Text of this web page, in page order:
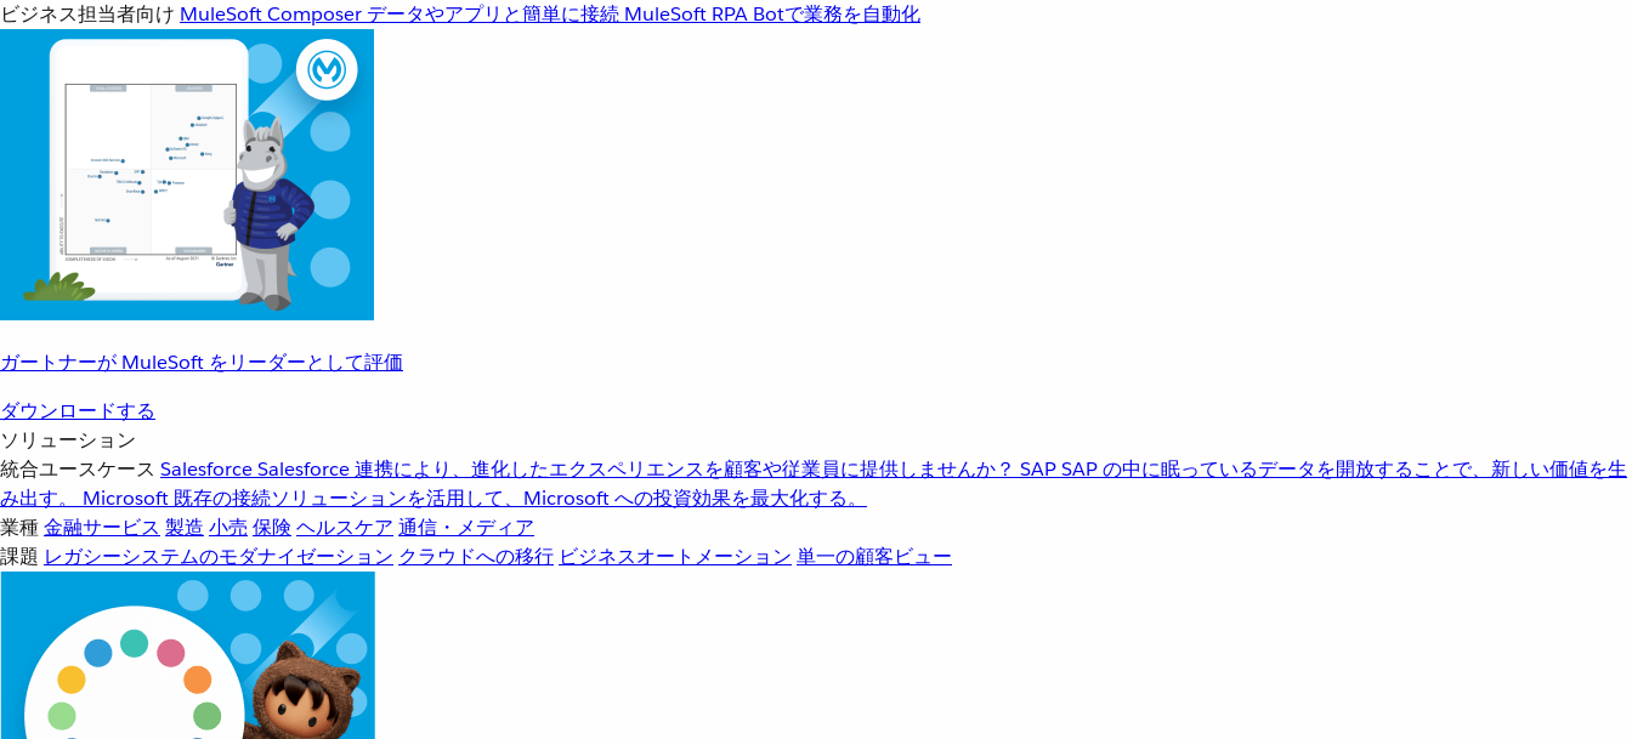
ビジネス担当者向け MuleSoft Composer データやアプリと簡単に接続 MuleSoft RPA Botで業務を自動化
ガートナーが MuleSoft をリーダーとして評価
ダウンロードする
ソリューション
統合ユースケース SalesforceSalesforce 連携により、進化したエクスペリエンスを顧客や従業員に提供しませんか？ SAPSAP の中に眠っているデータを開放することで、新しい価値を生
み出す。
Microsoft 既存の接続ソリューションを活用して、Microsoft への投資効果を最大化する。
業種金融サービス 製造 小売 保険 ヘルスケア 通信・メディア
課題 レガシーシステムのモダナイゼーション クラウドへの移行 ビジネスオートメーション 単一の顧客ビュー